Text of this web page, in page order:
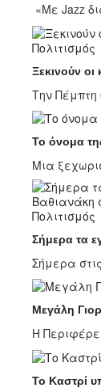
«Με Jazz
Πολιτισμός
Ξεκινούν οι
Την Πέμπτη
Το όνομα
Μια
Πολιτισμός
Σήμερα τα
Σήμερα
Μεγάλη
Η
Το Καστρί